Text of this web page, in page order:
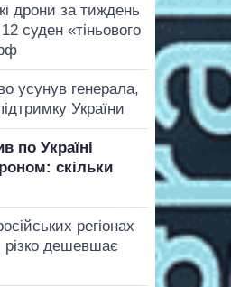
дрони за тиждень
суден «тіньового
усунув генерала,
України
по Україні
скільки
регіонах
різко дешевшає